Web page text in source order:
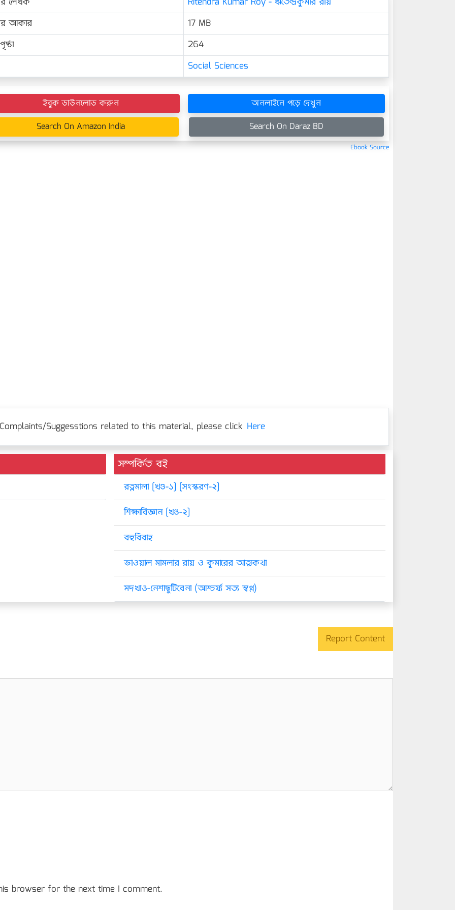
আকার
17 MB
264
Social Sciences
ইবুক ডাউনলোড করুন
অনলাইনে পড়ে দেখুন
Search On Amazon India
Search On Daraz BD
Ebook Source
Suggesstions related to this material, please click Here
সম্পর্কিত বই
রত্নমালা [খণ্ড-১] [সংস্করণ-২]
শিক্ষাবিজ্ঞান [খণ্ড-২]
বহুবিবাহ
ভাওয়াল মামলার রায় ও কুমারের আত্মকথা
মদখাও-নেশাছুটিবেনা (আশ্চর্য্য সত্য স্বপ্ন)
Report Content
browser for the next time I comment.